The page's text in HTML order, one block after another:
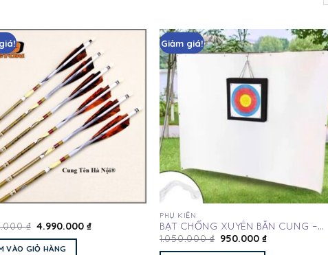
wishlist
₫ 4.990.000₫
VÀO GIỎ HÀNG
Giảm giá!
PHỤ KIỆN
BẠT CHỐNG XUYÊN BẮN CUNG –
AN TOÀN TUYỆT ĐỐI KHI TẬP LUYỆN
1.050.000₫ 950.000₫